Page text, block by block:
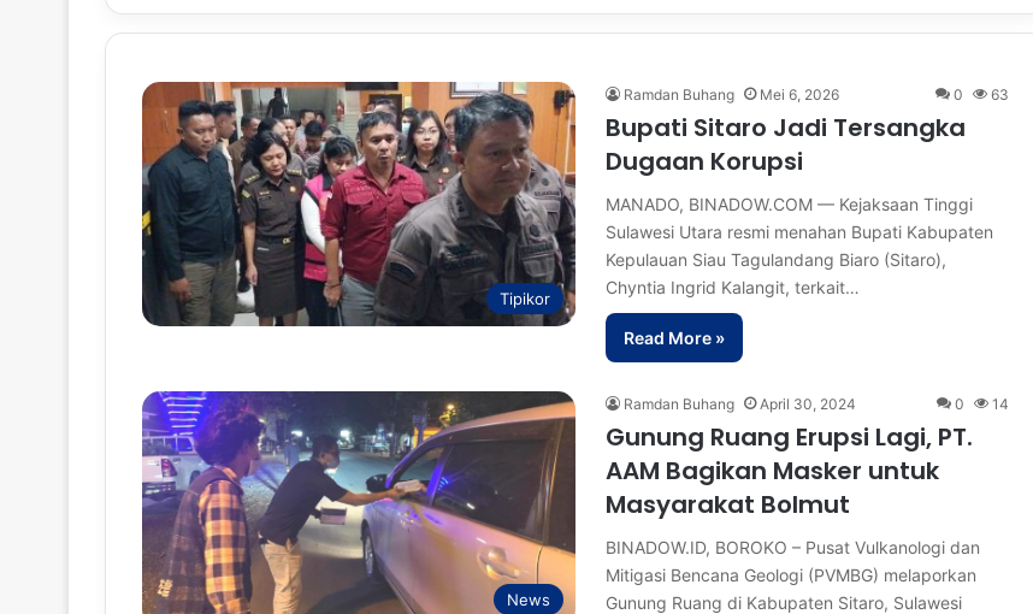
Tipikor
Ramdan Buhang Mei 6, 2026 0 63
Bupati Sitaro Jadi Tersangka
Dugaan Korupsi
MANADO, BINADOW.COM — Kejaksaan Tinggi
Sulawesi Utara resmi menahan Bupati Kabupaten
Kepulauan Siau Tagulandang Biaro (Sitaro),
Chyntia Ingrid Kalangit, terkait…
Read More »
News
Ramdan Buhang April 30, 2024 0 14
Gunung Ruang Erupsi Lagi, PT.
AAM Bagikan Masker untuk
Masyarakat Bolmut
BINADOW.ID, BOROKO – Pusat Vulkanologi dan
Mitigasi Bencana Geologi (PVMBG) melaporkan
Gunung Ruang di Kabupaten Sitaro, Sulawesi